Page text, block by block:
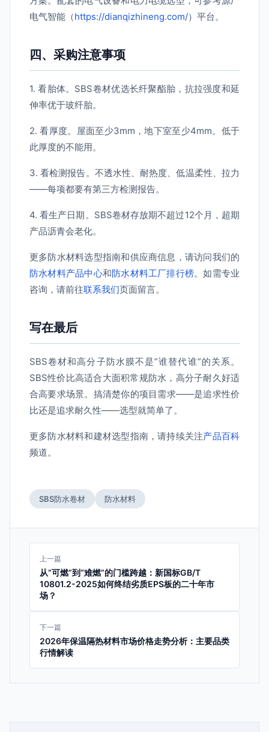
电气智能（https://dianqizhineng.com/）平台。
四、采购注意事项
1. 看胎体。SBS卷材优选长纤聚酯胎，抗拉强度和延
伸率优于玻纤胎。
2. 看厚度。屋面至少3mm，地下室至少4mm。低于
此厚度的不能用。
3. 看检测报告。不透水性、耐热度、低温柔性、拉力
——每项都要有第三方检测报告。
4. 看生产日期。SBS卷材存放期不超过12个月，超期
产品沥青会老化。
更多防水材料选型指南和供应商信息，请访问我们的
防水材料产品中心和防水材料工厂排行榜。如需专业
咨询，请前往联系我们页面留言。
写在最后
SBS卷材和高分子防水膜不是”谁替代谁”的关系。
SBS性价比高适合大面积常规防水，高分子耐久好适
合高要求场景。搞清楚你的项目需求——是追求性价
比还是追求耐久性——选型就简单了。
更多防水材料和建材选型指南，请持续关注产品百科
频道。
SBS防水卷材 防水材料
上一篇
从“可燃”到“难燃”的门槛跨越：新国标GB/T
10801.2-2025如何终结劣质EPS板的二十年市
场？
下一篇
2026年保温隔热材料市场价格走势分析：主要品类
行情解读